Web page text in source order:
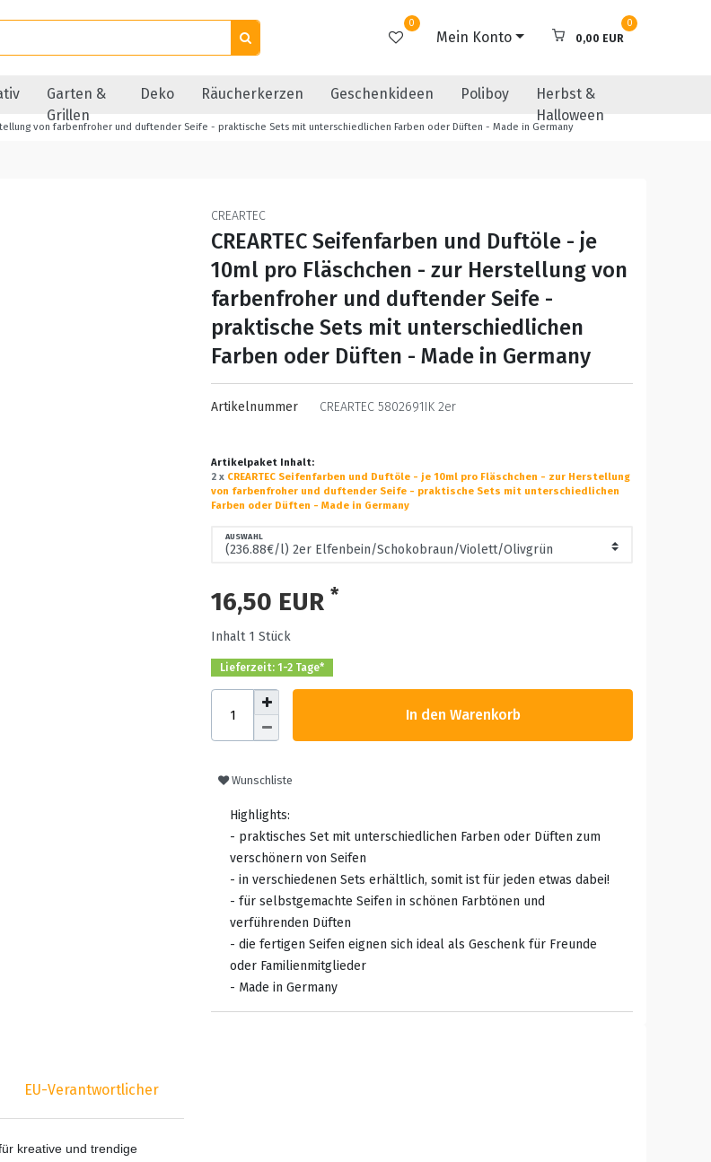
0
Mein Konto
0
0,00 EUR
Garten &
Grillen
Deko Räucherkerzen Geschenkideen Poliboy
Herbst &
Halloween
von farbenfroher und duftender Seife - praktische Sets mit unterschiedlichen Farben oder Düften - Made in Germany
CREARTEC
CREARTEC Seifenfarben und Duftöle - je
10ml pro Fläschchen - zur Herstellung von
farbenfroher und duftender Seife -
praktische Sets mit unterschiedlichen
Farben oder Düften - Made in Germany
Artikelnummer CREARTEC 5802691IK 2er
Artikelpaket Inhalt:
2 x CREARTEC Seifenfarben und Duftöle - je 10ml pro Fläschchen - zur Herstellung
von farbenfroher und duftender Seife - praktische Sets mit unterschiedlichen
Farben oder Düften - Made in Germany
AUSWAHL
16,50 EUR *
Inhalt 1 Stück
Lieferzeit: 1-2 Tage*
In den Warenkorb
Wunschliste
Highlights:
- praktisches Set mit unterschiedlichen Farben oder Düften zum
verschönern von Seifen
- in verschiedenen Sets erhältlich, somit ist für jeden etwas dabei!
- für selbstgemachte Seifen in schönen Farbtönen und
verführenden Düften
- die fertigen Seifen eignen sich ideal als Geschenk für Freunde
oder Familienmitglieder
- Made in Germany
EU-Verantwortlicher
kreative und trendige